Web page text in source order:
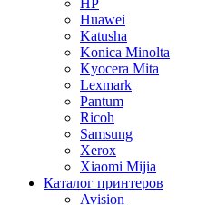
HP
Huawei
Katusha
Konica Minolta
Kyocera Mita
Lexmark
Pantum
Ricoh
Samsung
Xerox
Xiaomi Mijia
Каталог принтеров
Avision